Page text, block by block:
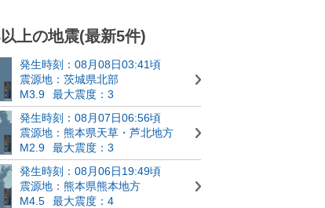
上の地震(最新5件)
発生時刻：08月08日03:41頃
震源地：茨城県北部
M3.9
最大震度：3
発生時刻：08月07日06:56頃
震源地：熊本県天草・芦北地方
M2.9
最大震度：3
発生時刻：08月06日19:49頃
震源地：熊本県熊本地方
M4.5
最大震度：4